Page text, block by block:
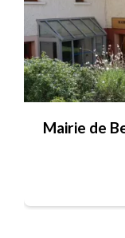
Mairie de